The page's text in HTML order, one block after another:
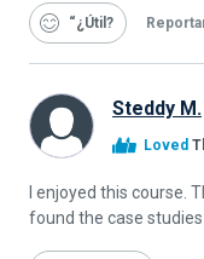
“¿Útil
Steddy M.
Loved
I enjoyed this course.
found the case